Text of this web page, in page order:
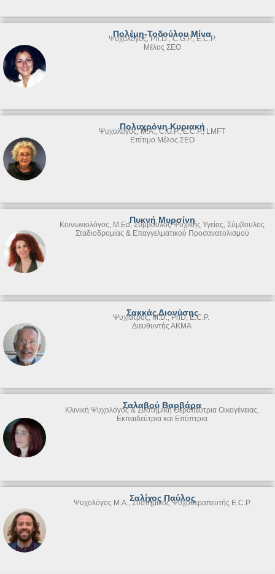
Πολέμη-Τοδούλου Μίνα
Ψυχολόγος, Ph.D., C.G.P., E.C.P.
Μέλος ΣΕΟ
Πολυχρόνη Κυριακή
Ψυχολόγος, M.A., C.G.P., E.C.P., LMFT
Επίτιμο Μέλος ΣΕΟ
Πυκνή Μυρσίνη
Κοινωνιολόγος, M.Ed, Σύμβουλος Ψυχικής Υγείας, Σύμβουλος
Σταδιοδρομίας & Επαγγελματικού Προσανατολισμού
Σακκάς Διονύσης
Ψυχίατρος, M.D., PhD, E.C.P.
Διευθυντής ΑΚΜΑ
Σαλαβού Βαρβάρα
Κλινική Ψυχολόγος & Συστημική Θεραπεύτρια Οικογένειας,
Εκπαιδεύτρια και Επόπτρια
Σαλίχος Παύλος
Ψυχολόγος M.A., Συστημικός Ψυχοθεραπευτής E.C.P.